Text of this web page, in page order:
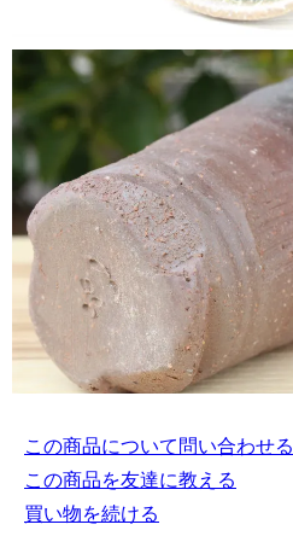
この商品について問い合わせる
この商品を友達に教える
買い物を続ける